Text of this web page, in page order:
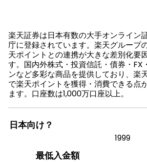
楽天証券は日本有数の大手オンライン
庁に登録されています。楽天グループ
天ポイントとの連携が大きな差別化要
す。国内外株式・投資信託・債券・FX
ンなど多彩な商品を提供しており、楽
で楽天ポイントを獲得・消費できる点
ます。口座数は1,000万口座以上。
日本向け？
1999
最低入金額